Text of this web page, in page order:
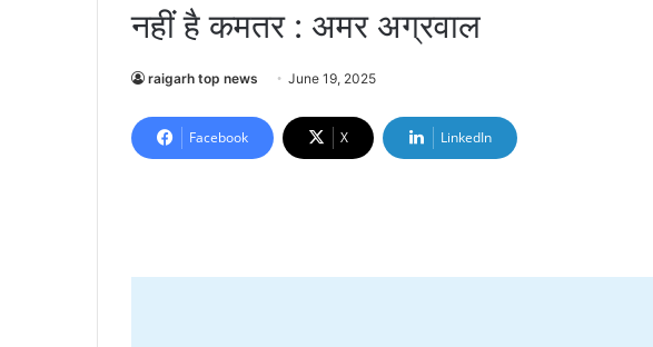
नहीं है कमतर : अमर अग्रवाल
raigarh top news June 19, 2025
Facebook X LinkedIn